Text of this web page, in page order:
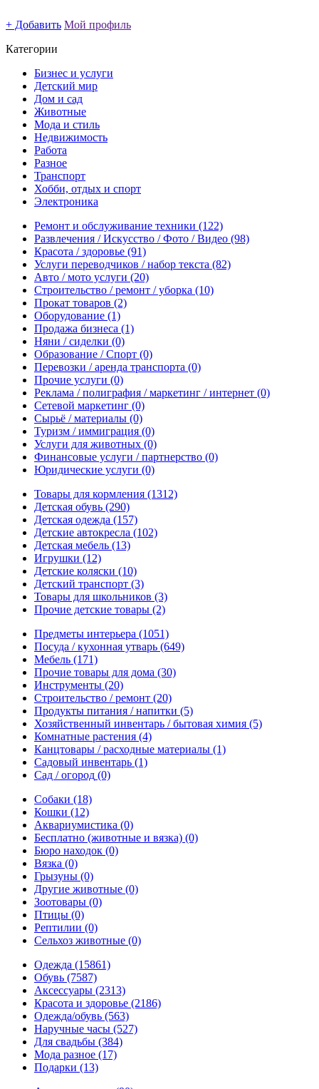
+ Добавить Мой профиль
Категории
Бизнес и услуги
Детский мир
Дом и сад
Животные
Мода и стиль
Недвижимость
Работа
Разное
Транспорт
Хобби, отдых и спорт
Электроника
Ремонт и обслуживание техники (122)
Развлечения / Искусство / Фото / Видео (98)
Красота / здоровье (91)
Услуги переводчиков / набор текста (82)
Авто / мото услуги (20)
Строительство / ремонт / уборка (10)
Прокат товаров (2)
Оборудование (1)
Продажа бизнеса (1)
Няни / сиделки (0)
Образование / Спорт (0)
Перевозки / аренда транспорта (0)
Прочие услуги (0)
Реклама / полиграфия / маркетинг / интернет (0)
Сетевой маркетинг (0)
Сырьё / материалы (0)
Туризм / иммиграция (0)
Услуги для животных (0)
Финансовые услуги / партнерство (0)
Юридические услуги (0)
Товары для кормления (1312)
Детская обувь (290)
Детская одежда (157)
Детские автокресла (102)
Детская мебель (13)
Игрушки (12)
Детские коляски (10)
Детский транспорт (3)
Товары для школьников (3)
Прочие детские товары (2)
Предметы интерьера (1051)
Посуда / кухонная утварь (649)
Мебель (171)
Прочие товары для дома (30)
Инструменты (20)
Строительство / ремонт (20)
Продукты питания / напитки (5)
Хозяйственный инвентарь / бытовая химия (5)
Комнатные растения (4)
Канцтовары / расходные материалы (1)
Садовый инвентарь (1)
Сад / огород (0)
Собаки (18)
Кошки (12)
Аквариумистика (0)
Бесплатно (животные и вязка) (0)
Бюро находок (0)
Вязка (0)
Грызуны (0)
Другие животные (0)
Зоотовары (0)
Птицы (0)
Рептилии (0)
Сельхоз животные (0)
Одежда (15861)
Обувь (7587)
Аксессуары (2313)
Красота и здоровье (2186)
Одежда/обувь (563)
Наручные часы (527)
Для свадьбы (384)
Мода разное (17)
Подарки (13)